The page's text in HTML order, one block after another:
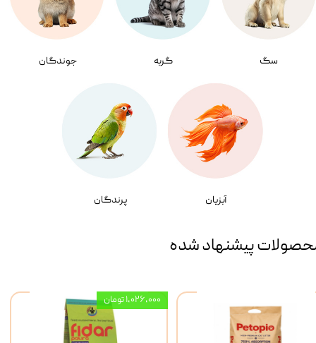
سگ گربه جوندگان
آبزیان پرندگان
پیشنهاد شده
۱,۰۲۶,۰۰۰ تومان